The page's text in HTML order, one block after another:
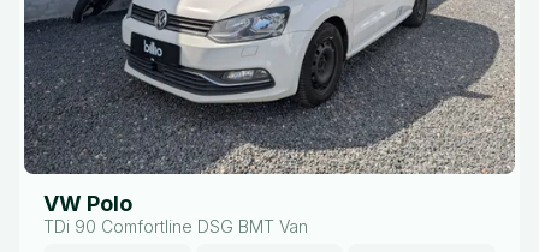
VW Polo
TDi 90 Comfortline DSG BMT Van